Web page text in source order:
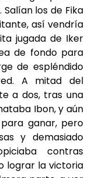
los de Fika
así vendría
jugada de Iker
de fondo para
de espléndido
A mitad del
a dos, tras una
Ibon, y aún
ganar, pero
y demasiado
contras
lograr la victoria